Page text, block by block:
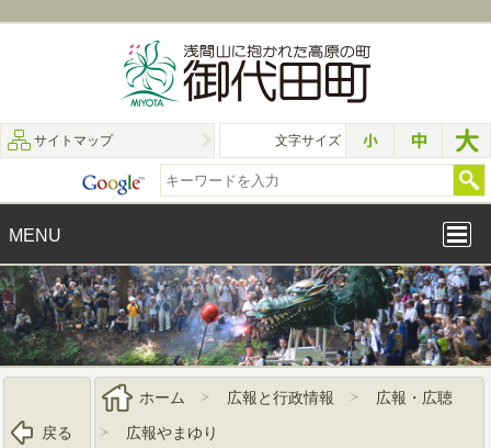
サイトマップ 文字サイズ
MENU
戻る
ホーム 広報と行政情報
広報・広聴
広報やまゆり